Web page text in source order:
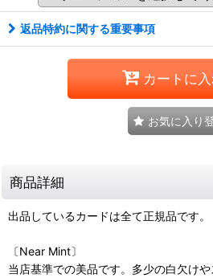
返品特約に関する重要事項
カートに
お気に入り
商品詳細
出品しているカードは全て正規品です。
〔Near Mint〕
当店基準での美品です。多少の白欠け